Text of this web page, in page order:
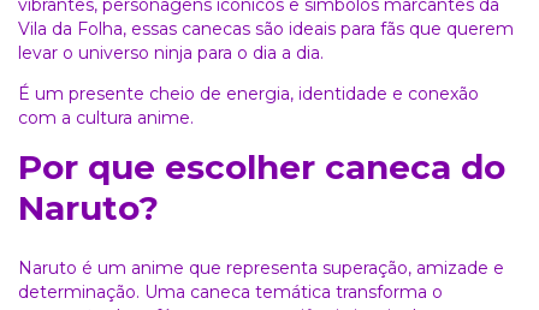
vibrantes, personagens icônicos e símbolos marcantes da
Vila da Folha, essas canecas são ideais para fãs que querem
levar o universo ninja para o dia a dia.
É um presente cheio de energia, identidade e conexão
com a cultura anime.
Por que escolher caneca do
Naruto?
Naruto é um anime que representa superação, amizade e
determinação. Uma caneca temática transforma o